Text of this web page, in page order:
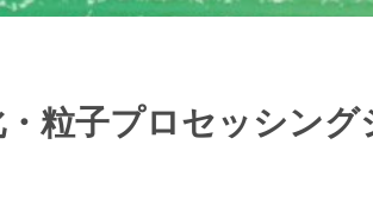
・粒子プロセッシン